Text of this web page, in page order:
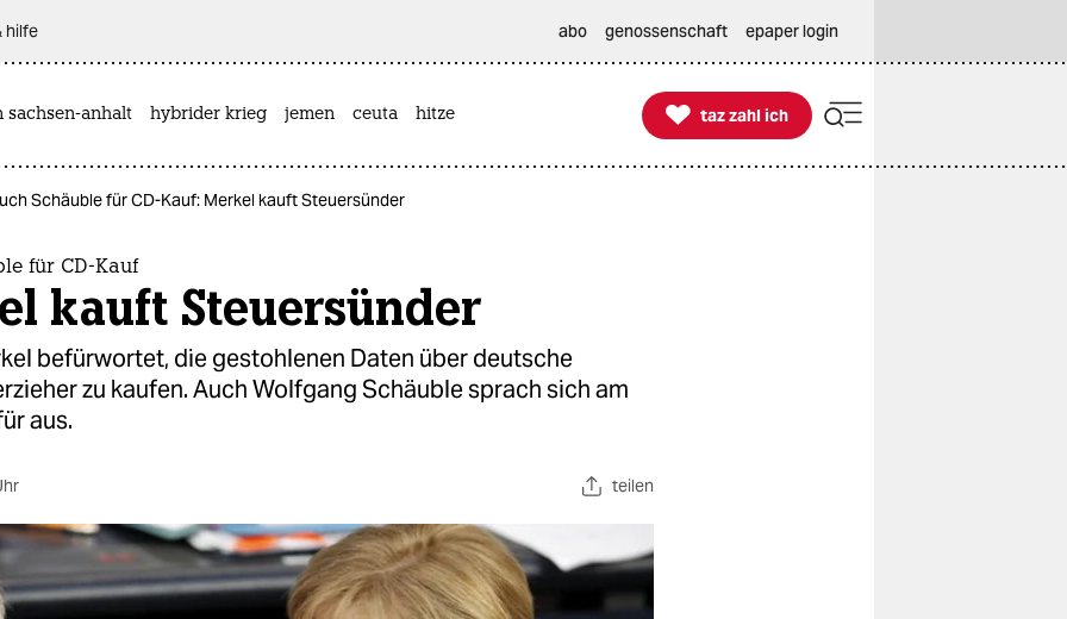
hilfe abo genossenschaft epaper login
sachsen-anhalt hybrider krieg jemen ceuta hitze 
taz zahl ich
taz zahl ich
Schäuble für CD-Kauf: Merkel kauft Steuersünder
für CD-Kauf
kauft Steuersünder
befürwortet, die gestohlenen Daten über deutsche
zu kaufen. Auch Wolfgang Schäuble sprach sich am
aus.
teilen